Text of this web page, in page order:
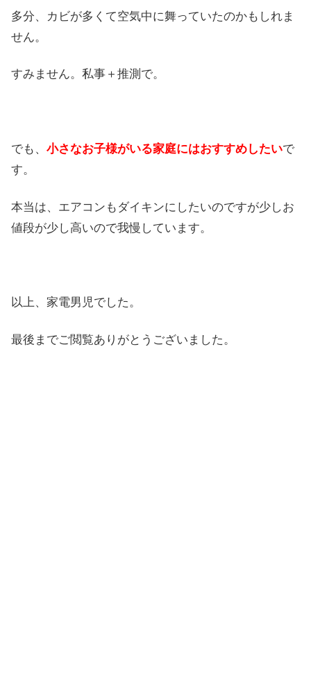
多分、カビが多くて空気中に舞っていたのかもしれま
せん。
すみません。私事＋推測で。
でも、 小さなお子様がいる家庭にはおすすめしたいで
す。
本当は、エアコンもダイキンにしたいのですが少しお
値段が少し高いので我慢しています。
以上、家電男児でした。
最後までご閲覧ありがとうございました。